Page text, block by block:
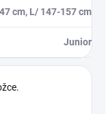
cm, L/ 147-157 cm
Junior